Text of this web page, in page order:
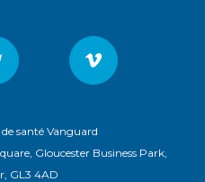
santé Vanguard
Gloucester Business Park,
GL3 4AD